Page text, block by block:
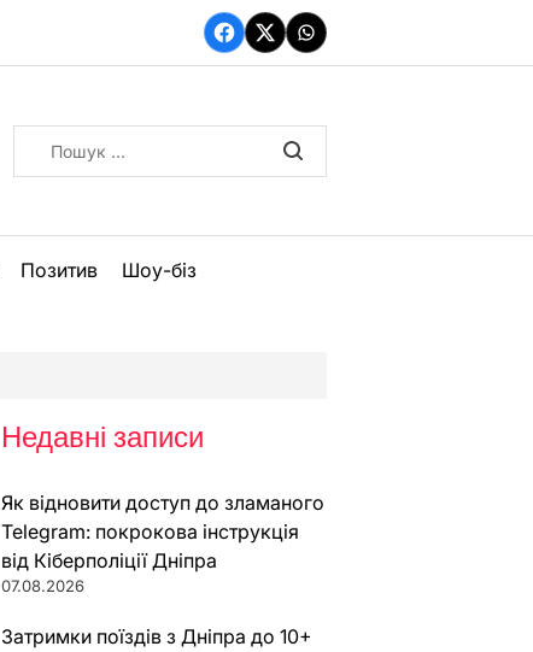
Facebook
TwitterWhatsApp
Позитив Шоу-біз
Недавні записи
Як відновити доступ до зламаного
Telegram: покрокова інструкція
від Кіберполіції Дніпра
07.08.2026
Затримки поїздів з Дніпра до 10+